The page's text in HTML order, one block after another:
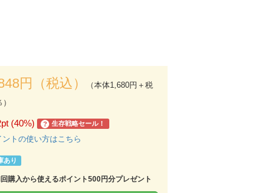
円（税込）
（本体1,680円＋税
(40%) ? 生存戦略セール！
ントの使い方はこちら
あり
購入から使えるポイント500円分プレゼント